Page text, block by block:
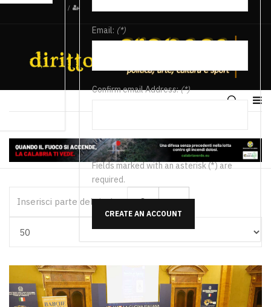
/
Email: (*)
Confirm email Address:(*)
Fields marked with an asterisk (*) are
required.
CREATE AN ACCOUNT